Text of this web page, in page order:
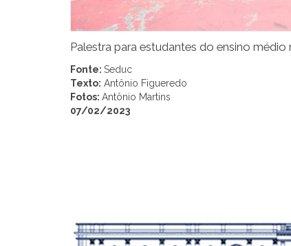
Palestra para estudantes do ensino
Fonte: Seduc
Texto: Antônio Figueredo
Fotos: Antônio Martins
07/02/2023